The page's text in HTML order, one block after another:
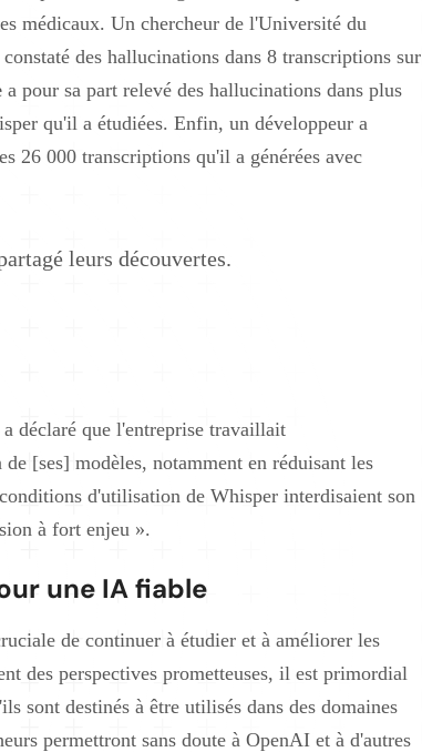
médicaux. Un chercheur de l'Université du
des hallucinations dans 8 transcriptions sur
a pour sa part relevé des hallucinations dans plus
qu'il a étudiées. Enfin, un développeur a
26 000 transcriptions qu'il a générées avec
leurs découvertes.
déclaré que l'entreprise travaillait
[ses] modèles, notamment en réduisant les
d'utilisation de Whisper interdisaient son
à fort enjeu ».
une IA fiable
de continuer à étudier et à améliorer les
des perspectives prometteuses, il est primordial
sont destinés à être utilisés dans des domaines
permettront sans doute à OpenAI et à d'autres